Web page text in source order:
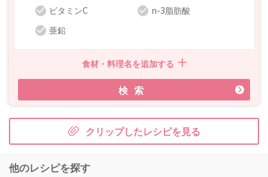
ビタミンC
n-3脂肪酸
亜鉛
食材・料理名を追加する
検索
クリップしたレシピを見る
他のレシピを探す